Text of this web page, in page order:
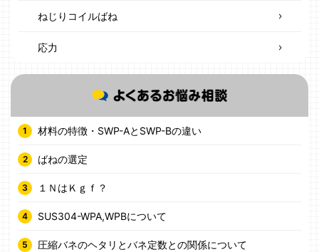
ねじりコイルばね
応力
材料の特徴・SWP-AとSWP-Bの違い
ばねの選定
１ＮはＫｇｆ？
SUS304-WPA,WPBについて
圧縮バネのヘタリとバネ定数との関係について